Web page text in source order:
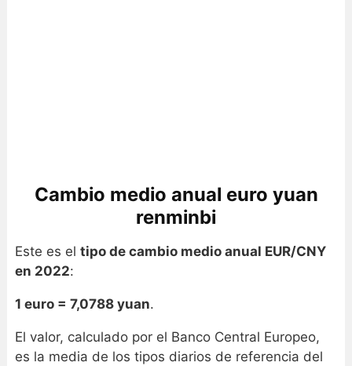
Cambio medio anual euro yuan
renminbi
Este es el tipo de cambio medio anual EUR/CNY
en 2022:
1 euro = 7,0788 yuan.
El valor, calculado por el Banco Central Europeo,
es la media de los tipos diarios de referencia del